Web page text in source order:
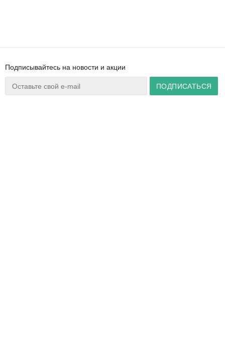
Подписывайтесь на новости и акции